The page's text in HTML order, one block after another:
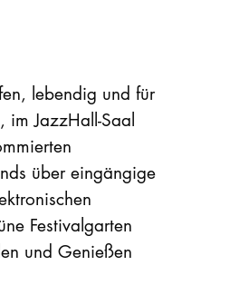
lebendig und für
im JazzHall-Saal
über eingängige
Festivalgarten
und Genießen